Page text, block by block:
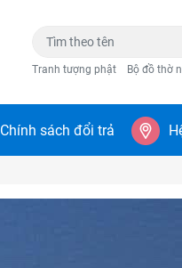
Tranh tượng phật Bộ đồ thờ
Chính sách đổi trả